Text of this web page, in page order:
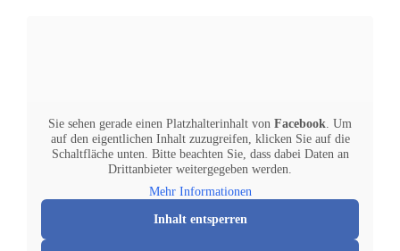
Sie sehen gerade einen Platzhalterinhalt von Facebook. Um
auf den eigentlichen Inhalt zuzugreifen, klicken Sie auf die
Schaltfläche unten. Bitte beachten Sie, dass dabei Daten an
Drittanbieter weitergegeben werden.
Mehr Informationen
Inhalt entsperren